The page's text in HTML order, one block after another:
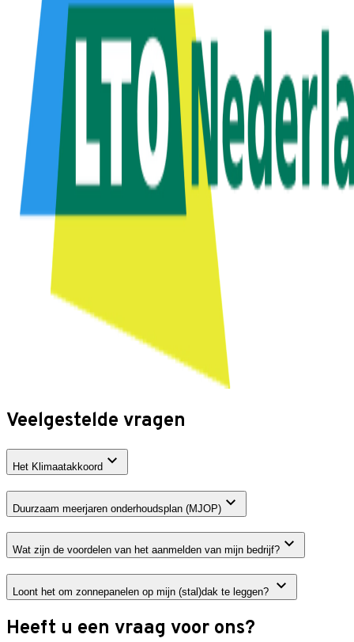
Veelgestelde vragen
Het Klimaatakkoord
Duurzaam meerjaren onderhoudsplan (MJOP)
Wat zijn de voordelen van het aanmelden van mijn bedrijf?
Loont het om zonnepanelen op mijn (stal)dak te leggen?
Heeft u een vraag voor ons?